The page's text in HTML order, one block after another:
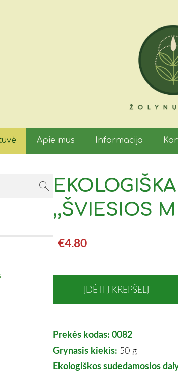
Apie mus Informacija
,,ŠVIESIOS
€4.80
ĮDĖTI Į KREPŠELĮ
Prekės kodas: 0082
Grynasis kiekis: 50 g
Ekologiškos sudedamosios